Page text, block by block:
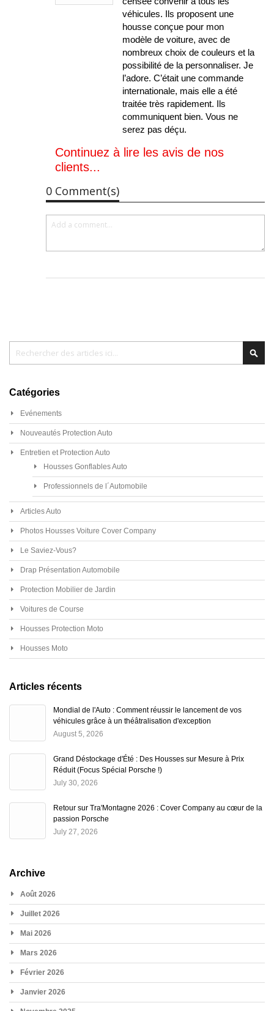
véhicules. Ils proposent une
housse conçue pour mon
modèle de voiture, avec de
nombreux choix de couleurs et la
possibilité de la personnaliser. Je
l’adore. C’était une commande
internationale, mais elle a été
traitée très rapidement. Ils
communiquent bien. Vous ne
serez pas déçu.
Continuez à lire les avis de nos
clients...
0 Comment(s)
Catégories
Evénements
Nouveautés Protection Auto
Entretien et Protection Auto
Housses Gonflables Auto
Professionnels de l´Automobile
Articles Auto
Photos Housses Voiture Cover Company
Le Saviez-Vous?
Drap Présentation Automobile
Protection Mobilier de Jardin
Voitures de Course
Housses Protection Moto
Housses Moto
Articles récents
Mondial de l'Auto : Comment réussir le lancement de vos
véhicules grâce à un théâtralisation d'exception
August 5, 2026
Grand Déstockage d'Été : Des Housses sur Mesure à Prix
Réduit (Focus Spécial Porsche !)
July 30, 2026
Retour sur Tra'Montagne 2026 : Cover Company au cœur de la
passion Porsche
July 27, 2026
Archive
Août 2026
Juillet 2026
Mai 2026
Mars 2026
Février 2026
Janvier 2026